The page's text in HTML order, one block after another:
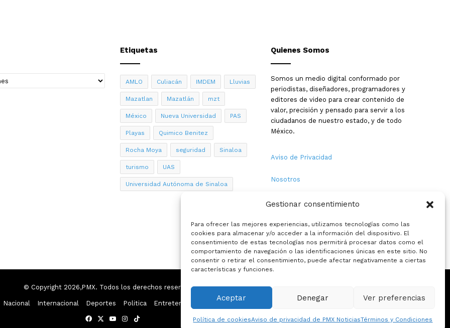
Gestionar consentimiento
Para ofrecer las mejores experiencias, utilizamos tecnologías como las
cookies para almacenar y/o acceder a la información del dispositivo. El
consentimiento de estas tecnologías nos permitirá procesar datos como el
comportamiento de navegación o las identificaciones únicas en este sitio. No
consentir o retirar el consentimiento, puede afectar negativamente a ciertas
características y funciones.
Aceptar Denegar Ver preferencias
Política de cookiesAviso de privacidad de PMX NoticiasTérminos y Condiciones
Etiquetas
AMLO Culiacán IMDEM Lluvias
Mazatlan Mazatlán mzt
México Nueva Universidad PAS
Playas Quimico Benitez
Rocha Moya seguridad Sinaloa
turismo UAS
Universidad Autónoma de Sinaloa
Quienes Somos
Somos un medio digital conformado por
periodistas, diseñadores, programadores y
editores de video para crear contenido de
valor, precisión y pensado para servir a los
ciudadanos de nuestro estado, y de todo
México.
Aviso de Privacidad
Nosotros
Términos y Condiciones
Política de Cookies
Contacto
© Copyright 2026,PMX. Todos los derechos reservados.
Nacional Internacional Deportes Politica Entretenimiento Especiales
Facebook
X YouTubeInstagram
TikTok